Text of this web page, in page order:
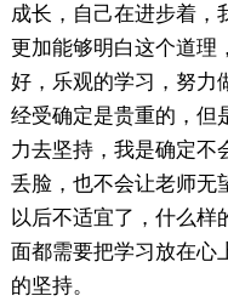
成长，自己在进步着，
更加能够明白这个道理
好，乐观的学习，努力
经受确定是贵重的，但
力去坚持，我是确定不
丢脸，也不会让老师无
以后不适宜了，什么样
面都需要把学习放在心
的坚持。